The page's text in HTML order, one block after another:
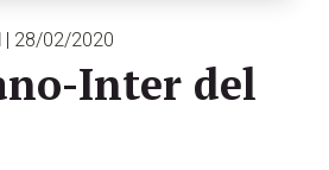
| 28/02/2020
Inter del